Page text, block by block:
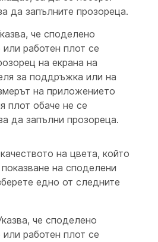
да запълните прозореца.
че споделено
работен плот се
на екрана на
за поддръжка или на
на приложението
плот обаче не се
да запълни прозореца.
на цвета, който
на споделени
едно от следните
че споделено
работен плот се